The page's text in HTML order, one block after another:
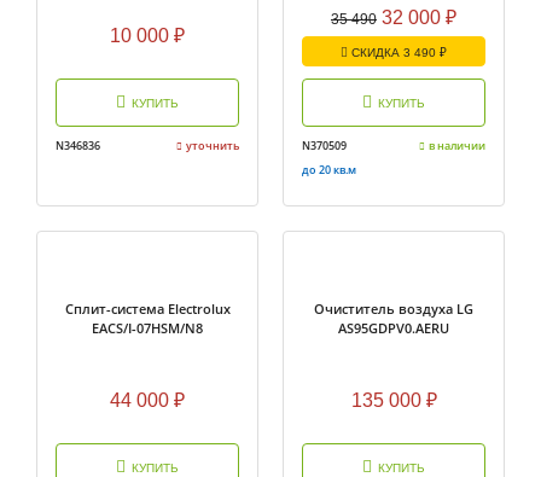
10 000 ₽
КУПИТЬ
N346836 уточнить
35 490 32 000 ₽
СКИДКА 3 490 ₽
КУПИТЬ
N370509
в наличии
до 20 кв.м
Cплит-система Electrolux
EACS/I-07HSM/N8
44 000 ₽
КУПИТЬ
Очиститель воздуха LG
AS95GDPV0.AERU
135 000₽
КУПИТЬ